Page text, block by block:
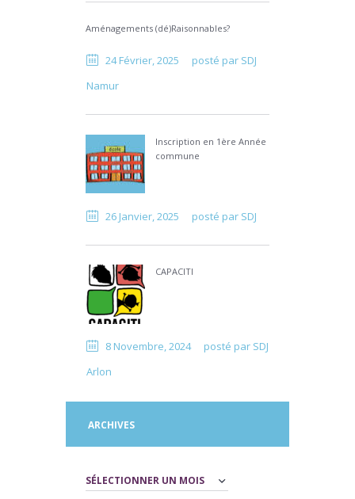
Aménagements (dé)Raisonnables?
24 Février, 2025 posté par SDJ
Namur
Inscription en 1ère Année
commune
26 Janvier, 2025 posté par SDJ
CAPACITI
8 Novembre, 2024 posté par SDJ
Arlon
ARCHIVES
Archives